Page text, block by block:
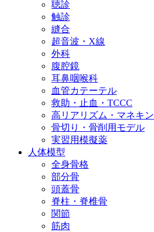
聴診
触診
縫合
超音波・X線
外科
腹腔鏡
耳鼻咽喉科
血管カテーテル
救助・止血・TCCC
高リアリズム・マネキン
骨切り・骨削用モデル
実習用模擬薬
人体模型
全身骨格
部分骨
頭蓋骨
脊柱・脊椎骨
関節
筋肉